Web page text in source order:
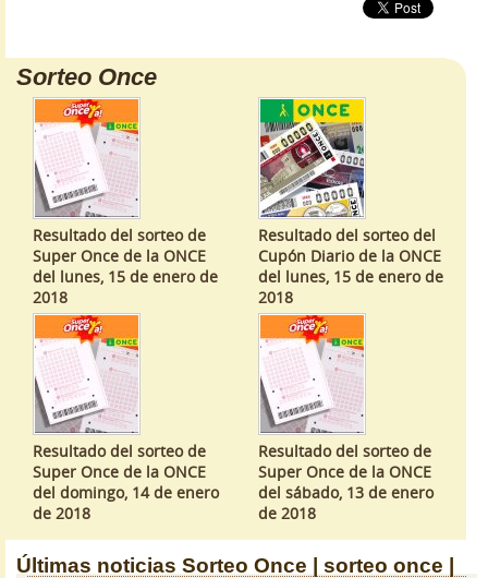
Sorteo Once
Resultado del sorteo de
Super Once de la ONCE
del lunes, 15 de enero de
2018
Resultado del sorteo del
Cupón Diario de la ONCE
del lunes, 15 de enero de
2018
Resultado del sorteo de
Super Once de la ONCE
del domingo, 14 de enero
de 2018
Resultado del sorteo de
Super Once de la ONCE
del sábado, 13 de enero
de 2018
Últimas noticias Sorteo Once | sorteo once |